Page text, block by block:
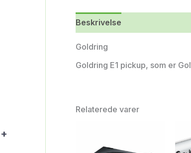
+
Beskrivelse
Goldring
Goldring E1 pickup, som er
Relaterede varer